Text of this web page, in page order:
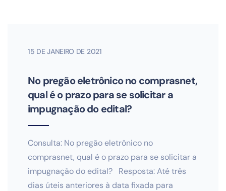
15 DE JANEIRO DE 2021
No pregão eletrônico no comprasnet,
qual é o prazo para se solicitar a
impugnação do edital?
Consulta: No pregão eletrônico no
comprasnet, qual é o prazo para se solicitar a
impugnação do edital? Resposta: Até três
dias úteis anteriores à data fixada para